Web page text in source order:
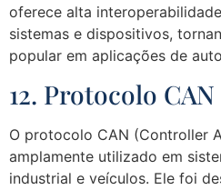
oferece alta
sistemas e dispositivos,
popular em aplicações de
12. Protocolo CAN
O protocolo CAN (Controller
amplamente utilizado em
industrial e veículos. Ele foi